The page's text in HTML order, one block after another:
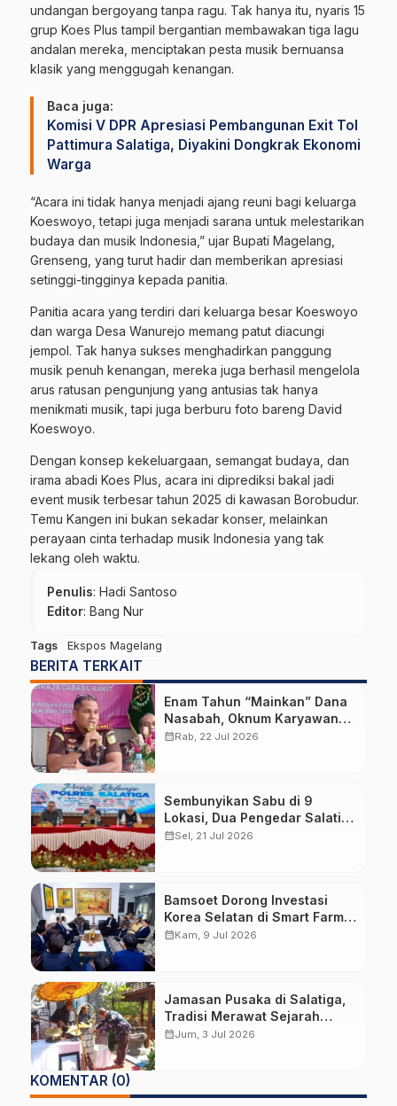
undangan bergoyang tanpa ragu. Tak hanya itu, nyaris 15
grup Koes Plus tampil bergantian membawakan tiga lagu
andalan mereka, menciptakan pesta musik bernuansa
klasik yang menggugah kenangan.
Baca juga:
Komisi V DPR Apresiasi Pembangunan Exit Tol
Pattimura Salatiga, Diyakini Dongkrak Ekonomi
Warga
“Acara ini tidak hanya menjadi ajang reuni bagi keluarga
Koeswoyo, tetapi juga menjadi sarana untuk melestarikan
budaya dan musik Indonesia,” ujar Bupati Magelang,
Grenseng, yang turut hadir dan memberikan apresiasi
setinggi-tingginya kepada panitia.
Panitia acara yang terdiri dari keluarga besar Koeswoyo
dan warga Desa Wanurejo memang patut diacungi
jempol. Tak hanya sukses menghadirkan panggung
musik penuh kenangan, mereka juga berhasil mengelola
arus ratusan pengunjung yang antusias tak hanya
menikmati musik, tapi juga berburu foto bareng David
Koeswoyo.
Dengan konsep kekeluargaan, semangat budaya, dan
irama abadi Koes Plus, acara ini diprediksi bakal jadi
event musik terbesar tahun 2025 di kawasan Borobudur.
Temu Kangen ini bukan sekadar konser, melainkan
perayaan cinta terhadap musik Indonesia yang tak
lekang oleh waktu.
Penulis: Hadi Santoso
Editor: Bang Nur
Tags Ekspos Magelang
BERITA TERKAIT
Enam Tahun “Mainkan” Dana
Nasabah, Oknum Karyawan
BPR BKK Mandiraja Diduga
calendar_monthRab, 22 Jul 2026
Sembunyikan Sabu di 9
Lokasi, Dua Pengedar Salatiga
Diciduk dengan Barang Bukti
calendar_monthSel, 21 Jul 2026
Bamsoet Dorong Investasi
Korea Selatan di Smart Farm,
Kosmetik, dan Otomotif
calendar_monthKam, 9 Jul 2026
Jamasan Pusaka di Salatiga,
Tradisi Merawat Sejarah
dengan Air dari Tujuh Mata Air
calendar_monthJum, 3 Jul 2026
KOMENTAR (0)